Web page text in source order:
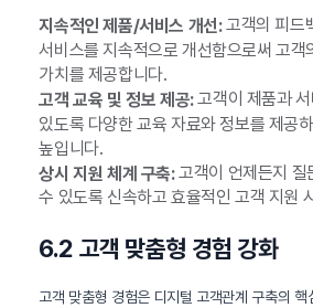
지속적인 제품/서비스 개선:고객의 피드
서비스를 지속적으로 개선함으로써 고객
가치를 제공합니다.
고객 교육 및 정보 제공:고객이 제품과
있도록 다양한 교육 자료와 정보를 제공
높입니다.
상시 지원 체계 구축:고객이 언제든지 질
수 있도록 신속하고 효율적인 고객 지원
6.2 고객 맞춤형 경험 강화
고객 맞춤형 경험은 디지털 고객관계 구축의